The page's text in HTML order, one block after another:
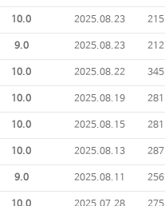
10.0 2025.08.23 215
9.0 2025.08.23 212
10.0 2025.08.22 345
10.0 2025.08.19 281
10.0 2025.08.15 281
10.0 2025.08.13 287
9.0 2025.08.11 256